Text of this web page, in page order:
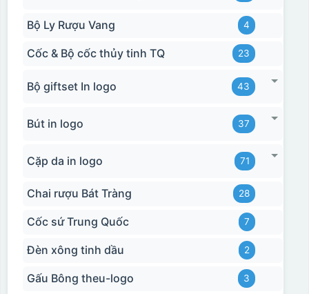
Bộ Ly Rượu Vang 4
Cốc & Bộ cốc thủy tinh TQ 23
Bộ giftset In logo 43
Bút in logo 37
Cặp da in logo 71
Chai rượu Bát Tràng 28
Cốc sứ Trung Quốc 7
Đèn xông tinh dầu 2
Gấu Bông theu-logo 3